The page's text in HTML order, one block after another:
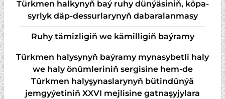
Türk­men hal­ky­nyň baý ru­hy dün­ýä­si­niň, kö­pa­
syr­lyk däp-des­sur­la­ry­nyň da­ba­ra­lan­ma­sy
Ruhy tämizligiň we kämilligiň baýramy
Türkmen halysynyň baýramy mynasybetli haly
we haly önümleriniň sergisine hem-de
Türkmen halyşynaslarynyň bütindünýä
jemgyýetiniň XXVI mejlisine gatnaşyjylara